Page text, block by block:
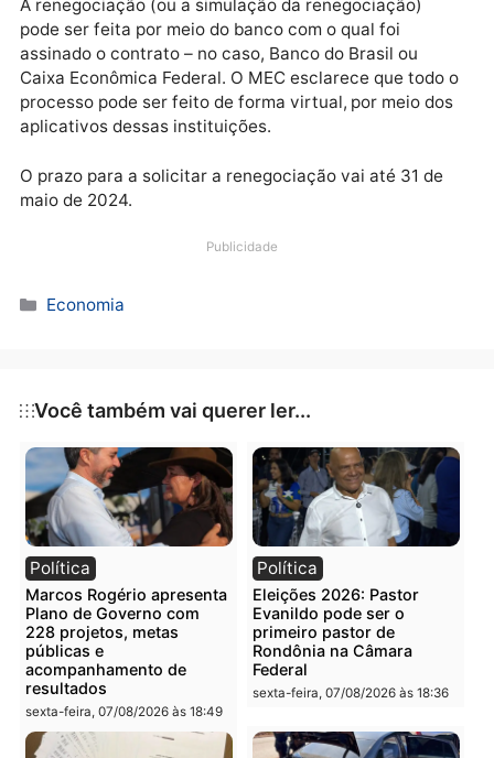
registrada até 30 de junho de 2023”, informou o
que busca, com a renegociação, auxiliar 1,2 milhão
pessoas com dificuldades financeiras para quitar
débitos.
pode ser feita por meio do banco com o qual foi
assinado o contrato – no caso, Banco do Brasil ou
Publicidade
Categorias
Economia
Você também vai querer ler...